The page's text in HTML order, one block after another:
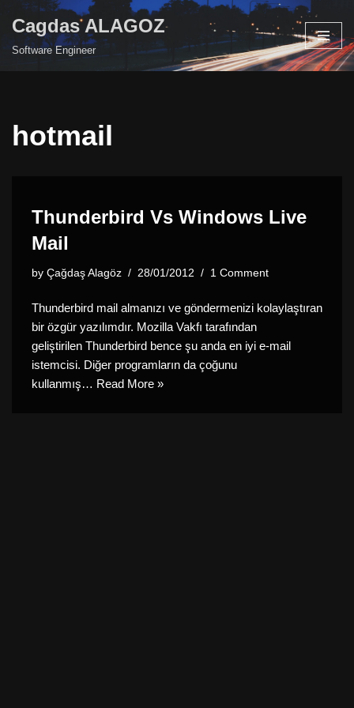
Skip
Cagdas ALAGOZ
Software Engineer
hotmail
Thunderbird Vs Windows Live
Mail
by Çağdaş Alagöz 28/01/2012 1 Comment
Thunderbird mail almanızı ve göndermenizi kolaylaştıran
bir özgür yazılımdır. Mozilla Vakfı tarafından
geliştirilen Thunderbird bence şu anda en iyi e-mail
istemcisi. Diğer programların da çoğunu
kullanmış… Read More »